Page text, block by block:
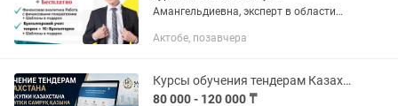
Амангельдиевна, эксперт в области
бухгалтерского учета,
финансов,...
Актобе, позавчера
Курсы обучения тендерам Казахстана
80 000 - 120 000 ₸